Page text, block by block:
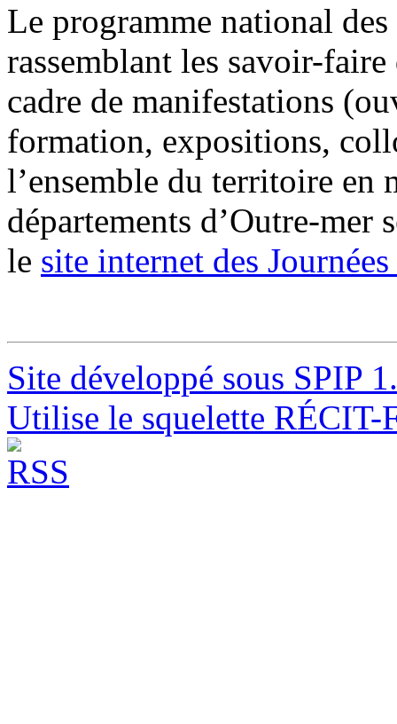
Le programme national des
rassemblant les savoir-
cadre de manifestations
formation, expositions,
l’ensemble du territoire en
départements d’Outre-mer
le site internet des
Site développé sous SPIP
Utilise le squelette RÉCIT-